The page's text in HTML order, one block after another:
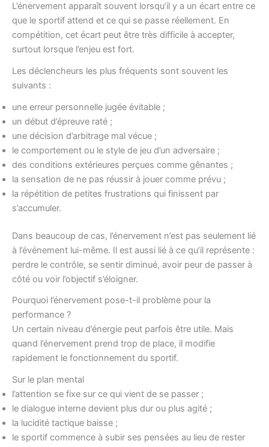
L’énervement apparaît souvent lorsqu’il y a un écart entre ce
que le sportif attend et ce qui se passe réellement. En
compétition, cet écart peut être très difficile à accepter,
surtout lorsque l’enjeu est fort.
Les déclencheurs les plus fréquents sont souvent les
suivants :
une erreur personnelle jugée évitable ;
un début d’épreuve raté ;
une décision d’arbitrage mal vécue ;
le comportement ou le style de jeu d’un adversaire ;
des conditions extérieures perçues comme gênantes ;
la sensation de ne pas réussir à jouer comme prévu ;
la répétition de petites frustrations qui finissent par
s’accumuler.
Dans beaucoup de cas, l’énervement n’est pas seulement lié
à l’événement lui-même. Il est aussi lié à ce qu’il représente :
perdre le contrôle, se sentir diminué, avoir peur de passer à
côté ou voir l’objectif s’éloigner.
Pourquoi l’énervement pose-t-il problème pour la
performance ?
Un certain niveau d’énergie peut parfois être utile. Mais
quand l’énervement prend trop de place, il modifie
rapidement le fonctionnement du sportif.
Sur le plan mental
l’attention se fixe sur ce qui vient de se passer ;
le dialogue interne devient plus dur ou plus agité ;
la lucidité tactique baisse ;
le sportif commence à subir ses pensées au lieu de rester